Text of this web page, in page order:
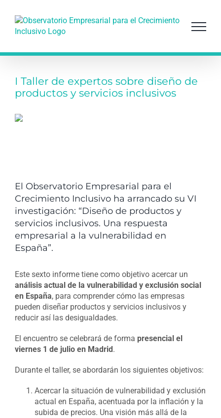
contenido
I Taller de expertos sobre diseño de
productos y servicios inclusivos
El Observatorio Empresarial para el
Crecimiento Inclusivo ha arrancado su VI
investigación: “Diseño de productos y
servicios inclusivos. Una respuesta
empresarial a la vulnerabilidad en
España”.
Este sexto informe tiene como objetivo acercar un
análisis actual de la vulnerabilidad y exclusión social
en España, para comprender cómo las empresas
pueden diseñar productos y servicios inclusivos y
reducir así las desigualdades.
El encuentro se celebrará de forma presencial el
viernes 1 de julio en Madrid.
Durante el taller, se abordarán los siguientes objetivos:
Acercar la situación de vulnerabilidad y exclusión
actual en España, acentuada por la inflación y la
subida de precios. Una visión más allá de la